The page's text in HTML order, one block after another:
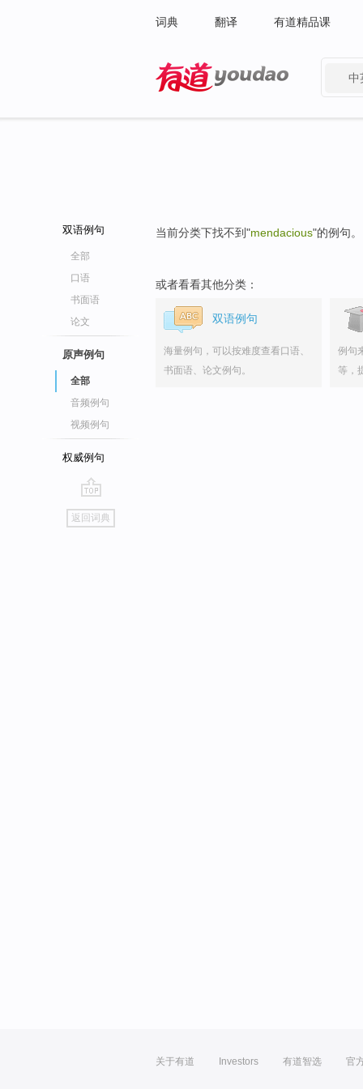
词典 翻译 有道精品课
中
双语例句
全部
口语
书面语
论文
原声例句
全部
音频例句
视频例句
权威例句
go
top
返回词典
当前分类下找不到"mendacious"的例句。
或者看看其他分类：
双语例句
海量例句，可以按难度查看口语、
书面语、论文例句。
例句
等，
关于有道 Investors 有道智选 官